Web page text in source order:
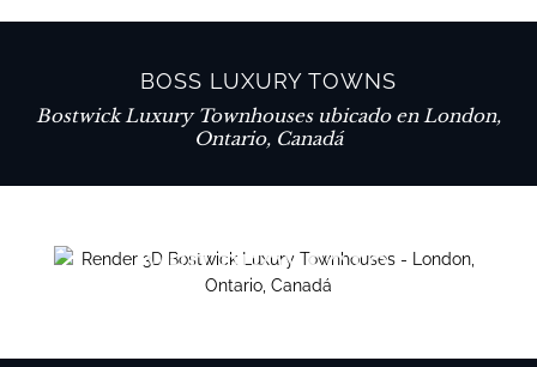
BOSS LUXURY TOWNS
Bostwick Luxury Townhouses ubicado en London,
Ontario, Canadá
VER PROYECTO